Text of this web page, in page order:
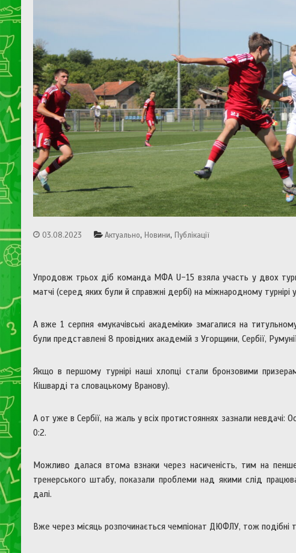
03.08.2023 Актуально, Новини, Публікації
Упродовж трьох діб команда МФА U-15 взяла участь у двох
матчі (серед яких були й справжні дербі) на міжнародному турнірі
А вже 1 серпня «мукачівські академіки» змагалися на
були представлені 8 провідних академій з Угорщини, Сербії,
Якщо в першому турнірі наші хлопці стали бронзовими
Кішварді та словацькому Вранову).
А от уже в Сербії, на жаль у всіх протистояннях зазнали
0:2.
Можливо далася втома взнаки через насиченість, тим на
тренерського штабу, показали проблеми над якими слід
далі.
Вже через місяць розпочинається чемпіонат ДЮФЛУ, тож подібні